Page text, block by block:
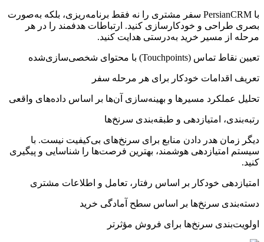
با PersianCRM سفر مشتری را نه فقط برنامه‌ریزی، بلکه به‌صورت
بصری طراحی و خودکارسازی کنید. ارتباطات هدفمند را در هر
مرحله از مسیر خرید به‌درستی هدایت کنید.
تعیین نقاط تماس (Touchpoints) با محتوای شخصی‌سازی‌شده
تعریف اقدامات خودکار برای هر مرحله سفر
تحلیل عملکرد مسیرها و بهینه‌سازی آن‌ها بر اساس داده‌های واقعی
رتبه‌بندی، امتیازدهی و طبقه‌بندی سرنخ‌ها
دیگر زمان هدر دادن منابع برای سرنخ‌های بی‌کیفیت نیست. با
سیستم امتیازدهی هوشمند، بهترین فرصت‌ها را شناسایی و پیگیری
کنید.
امتیازدهی خودکار بر اساس رفتار، تعامل و اطلاعات مشتری
دسته‌بندی سرنخ‌ها بر اساس سطح آمادگی خرید
اولویت‌بندی سرنخ‌ها برای فروش مؤثرتر